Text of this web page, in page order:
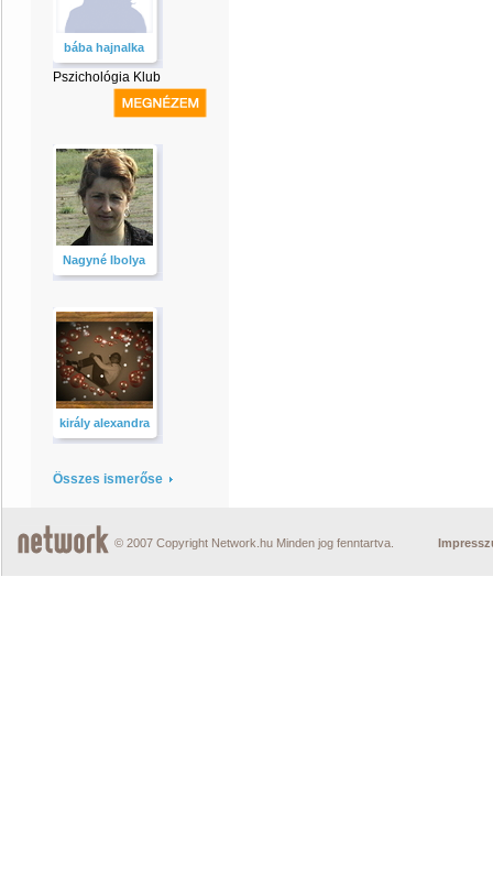
bába hajnalka
Pszichológia Klub
Nagyné Ibolya
király alexandra
Összes ismerőse
© 2007 Copyright Network.hu Minden jog fenntartva.